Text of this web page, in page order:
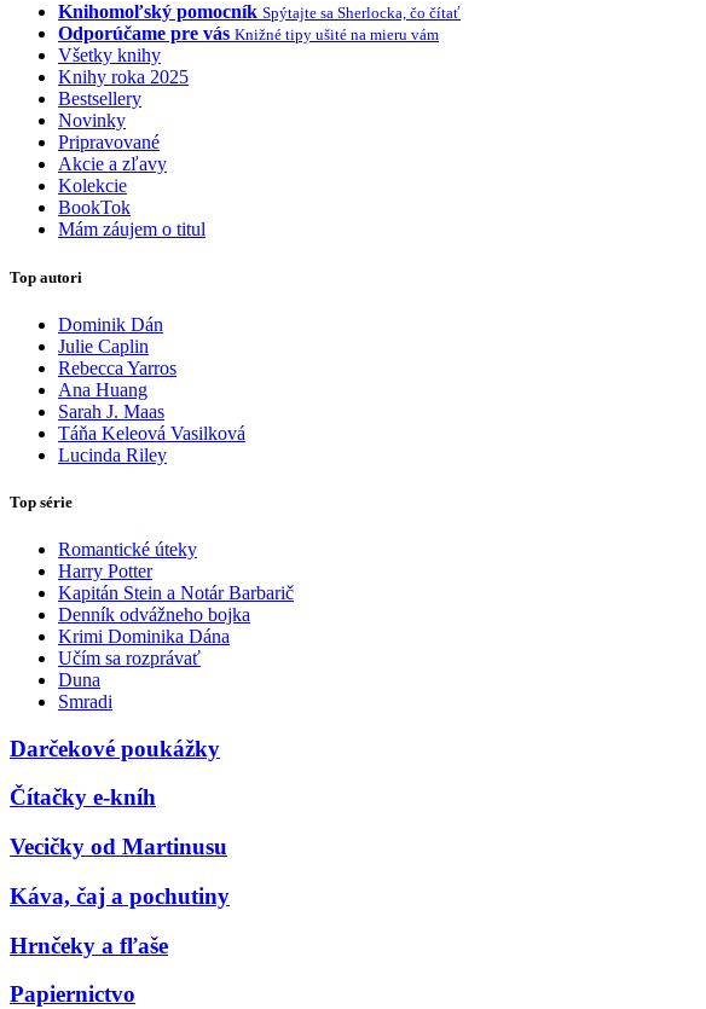
Knihomoľský pomocník Spýtajte sa Sherlocka, čo čítať
Odporúčame pre vás Knižné tipy ušité na mieru vám
Všetky knihy
Knihy roka 2025
Bestsellery
Novinky
Pripravované
Akcie a zľavy
Kolekcie
BookTok
Mám záujem o titul
Top autori
Dominik Dán
Julie Caplin
Rebecca Yarros
Ana Huang
Sarah J. Maas
Táňa Keleová Vasilková
Lucinda Riley
Top série
Romantické úteky
Harry Potter
Kapitán Stein a Notár Barbarič
Denník odvážneho bojka
Krimi Dominika Dána
Učím sa rozprávať
Duna
Smradi
Darčekové poukážky
Čítačky e-kníh
Vecičky od Martinusu
Káva, čaj a pochutiny
Hrnčeky a fľaše
Papiernictvo